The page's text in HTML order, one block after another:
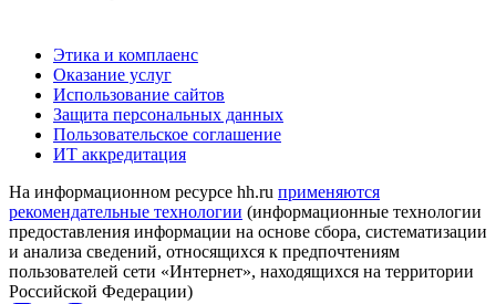
Этика и комплаенс
Оказание услуг
Использование сайтов
Защита персональных данных
Пользовательское соглашение
ИТ аккредитация
На информационном ресурсе hh.ru применяются
рекомендательные технологии (информационные технологии
предоставления информации на основе сбора, систематизации
и анализа сведений, относящихся к предпочтениям
пользователей сети «Интернет», находящихся на территории
Российской Федерации)